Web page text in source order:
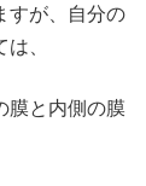
すが、自分の
、
膜と内側の膜